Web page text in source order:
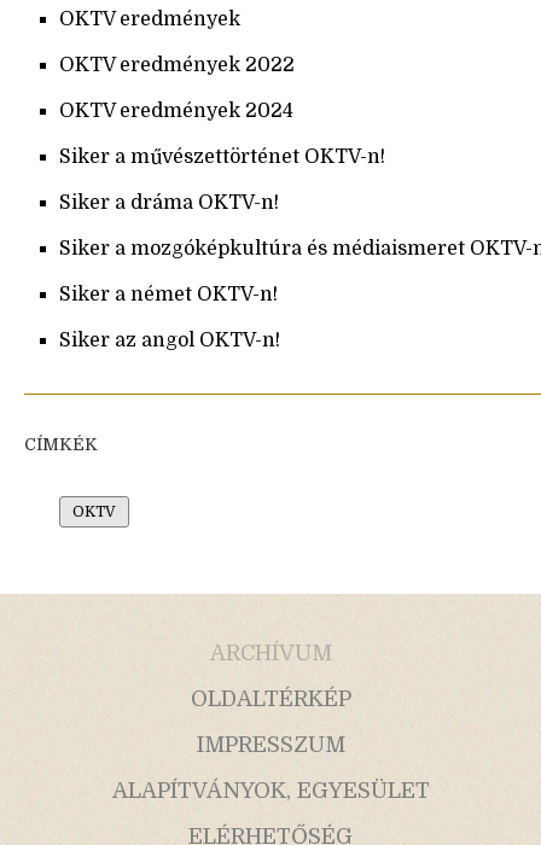
OKTV eredmények
OKTV eredmények 2022
OKTV eredmények 2024
Siker a művészettörténet OKTV-n!
Siker a dráma OKTV-n!
Siker a mozgóképkultúra és médiaismeret OKTV-
Siker a német OKTV-n!
Siker az angol OKTV-n!
CÍMKÉK
OKTV
ARCHÍVUM
OLDALTÉRKÉP
IMPRESSZUM
ALAPÍTVÁNYOK, EGYESÜLET
ELÉRHETŐSÉG